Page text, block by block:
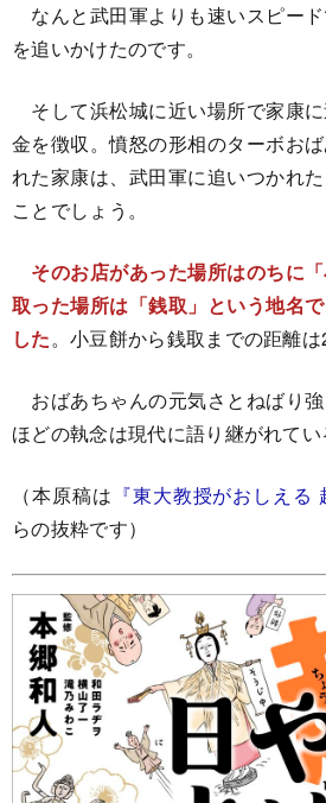
なんと武田軍よりも速いスピー
を追いかけたのです。
そして浜松城に近い場所で家康
金を徴収。憤怒の形相のターボお
れた家康は、武田軍に追いつかれ
ことでしょう。
そのお店があった場所はのちに
取った場所は「銭取」という地名
した。小豆餅から銭取までの距離は
おばあちゃんの元気さとねばり
ほどの執念は現代に語り継がれてい
（本原稿は 『東大教授がおしえる
らの抜粋です）